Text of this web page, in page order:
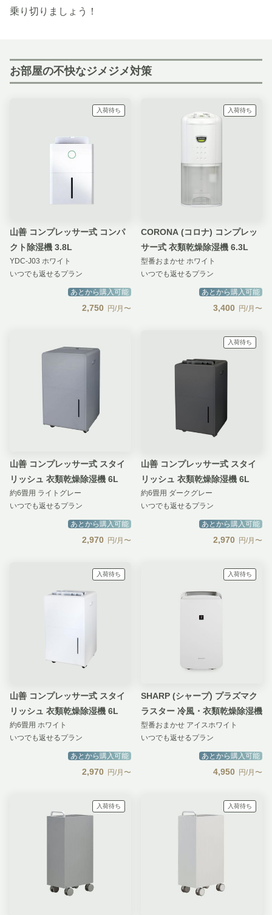
乗り切りましょう！
お部屋の不快なジメジメ対策
入荷待ち
山善 コンプレッサー式 コンパ
クト除湿機 3.8L
YDC-J03 ホワイト
いつでも返せるプラン
あとから購入可能
2,750 円/月〜
入荷待ち
CORONA (コロナ) コンプレッ
サー式 衣類乾燥除湿機 6.3L
型番おまかせ ホワイト
いつでも返せるプラン
あとから購入可能
3,400 円/月〜
山善 コンプレッサー式 スタイ
リッシュ 衣類乾燥除湿機 6L
約6畳用 ライトグレー
いつでも返せるプラン
あとから購入可能
2,970 円/月〜
入荷待ち
山善 コンプレッサー式 スタイ
リッシュ 衣類乾燥除湿機 6L
約6畳用 ダークグレー
いつでも返せるプラン
あとから購入可能
2,970 円/月〜
入荷待ち
山善 コンプレッサー式 スタイ
リッシュ 衣類乾燥除湿機 6L
約6畳用 ホワイト
いつでも返せるプラン
あとから購入可能
2,970 円/月〜
入荷待ち
SHARP (シャープ) プラズマク
ラスター 冷風・衣類乾燥除湿機
型番おまかせ アイスホワイト
いつでも返せるプラン
あとから購入可能
4,950 円/月〜
入荷待ち 入荷待ち